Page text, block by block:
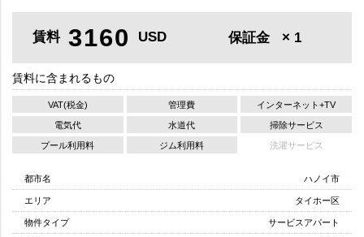
賃料 3160 USD 保証金 × 1
賃料に含まれるもの
VAT(税金) 管理費 インターネット+TV
電気代 水道代 掃除サービス
プール利用料 ジム利用料 洗濯サービス
都市名 ハノイ市
エリア タイホー区
物件タイプ サービスアパート